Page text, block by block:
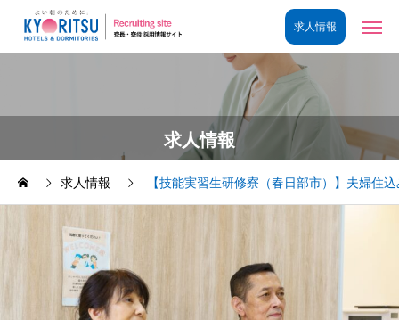
求人情報
求人情報 【技能実習生研修寮（春日部市）】夫婦住